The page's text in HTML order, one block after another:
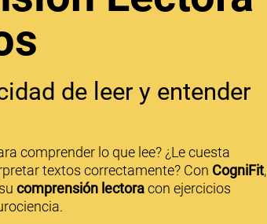
de leer y entender
comprender lo que lee? ¿Le cuesta
textos correctamente? Con CogniFit,
comprensión lectoracon ejercicios